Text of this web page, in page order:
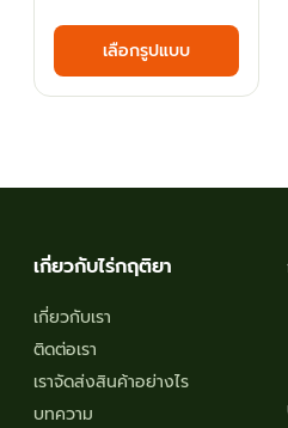
range:
฿45.00
through
เลือกรูปแบบ
This
has
The
เกี่ยวกับไร่กฤติยา
เกี่ยวกับเรา
ติดต่อเรา
เราจัดส่งสินค้าอย่างไร
บทความ